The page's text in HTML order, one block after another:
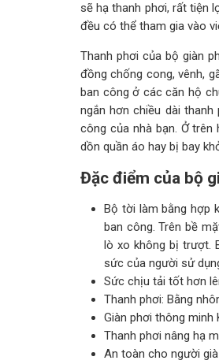
sẽ hạ thanh phơi, rất tiện
đều có thể tham gia vào
Thanh phơi của bộ giàn
đồng chống cong, vênh,
ban công ở các căn hộ
ngắn hơn chiều dài
công của nhà bạn. Ở
dồn quần áo hay bị bay
Đặc điểm của bộ
Bộ tời làm bằng hợp
ban công. Trên bề
lò xo không bị trượt.
sức của người sử
Sức chịu tải tốt hơn
Thanh phơi: Bằng
Giàn phơi thông minh
Thanh phơi nâng hạ
An toàn cho người